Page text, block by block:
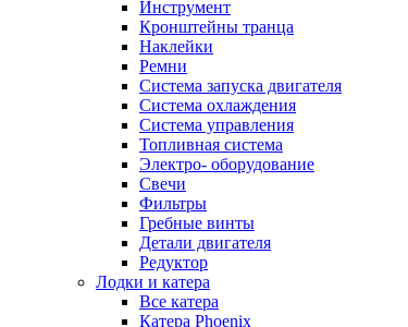
Инструмент
Кронштейны транца
Наклейки
Ремни
Система запуска двигателя
Система охлаждения
Система управления
Топливная система
Электро- оборудование
Свечи
Фильтры
Гребные винты
Детали двигателя
Редуктор
Лодки и катера
Все катера
Катера Phoenix